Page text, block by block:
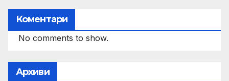
Коментари
No comments to show.
Архиви